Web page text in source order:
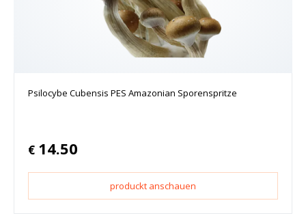
Psilocybe Cubensis PES Amazonian Sporenspritze
€ 14.50
produckt anschauen